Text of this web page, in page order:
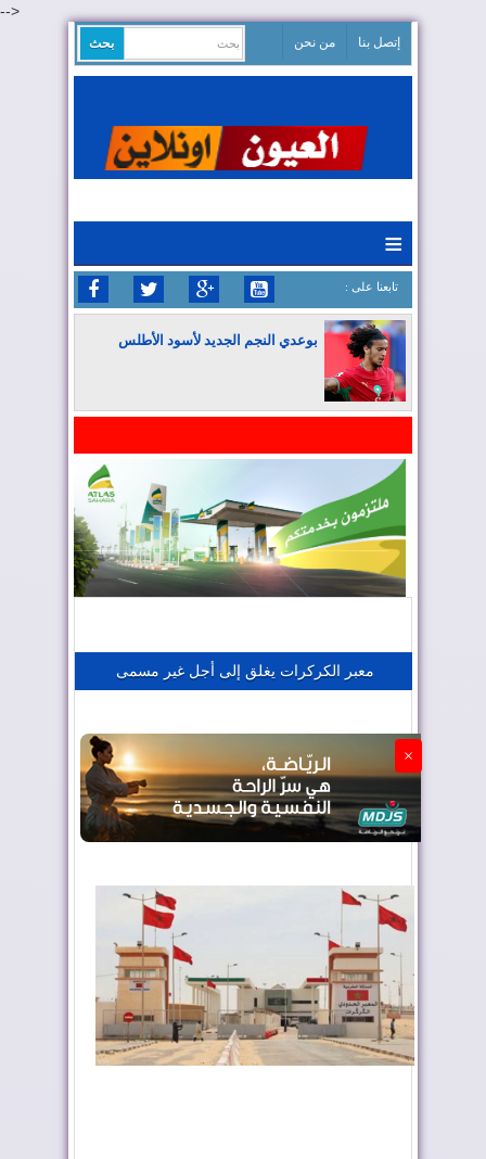
-->
إتصل بنا من نحن
≡
: تابعنا على
بوعدي النجم الجديد لأسود الأطلس
المغرب يعزز موقعه في صناعة الطيران
معبر الكركرات يغلق إلى أجل غير مسمى
×